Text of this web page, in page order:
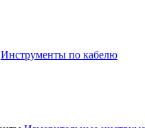
Инструменты по кабелю